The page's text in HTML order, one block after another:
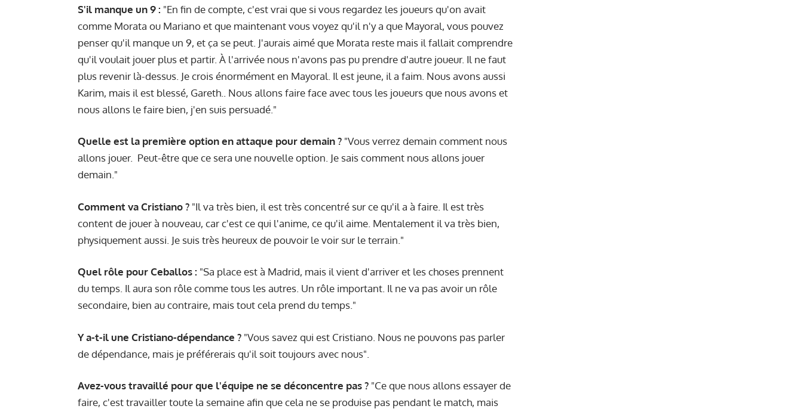
S'il manque un 9 : "En fin de compte, c'est vrai que si vous regardez les joueurs qu'on avait
comme Morata ou Mariano et que maintenant vous voyez qu'il n'y a que Mayoral, vous pouvez
penser qu'il manque un 9, et ça se peut. J'aurais aimé que Morata reste mais il fallait comprendre
qu'il voulait jouer plus et partir. À l'arrivée nous n'avons pas pu prendre d'autre joueur. Il ne faut
plus revenir là-dessus. Je crois énormément en Mayoral. Il est jeune, il a faim. Nous avons aussi
Karim, mais il est blessé, Gareth.. Nous allons faire face avec tous les joueurs que nous avons et
nous allons le faire bien, j'en suis persuadé."
Quelle est la première option en attaque pour demain ? "Vous verrez demain comment nous
allons jouer. Peut-être que ce sera une nouvelle option. Je sais comment nous allons jouer
demain."
Comment va Cristiano ? "Il va très bien, il est très concentré sur ce qu'il a à faire. Il est très
content de jouer à nouveau, car c'est ce qui l'anime, ce qu'il aime. Mentalement il va très bien,
physiquement aussi. Je suis très heureux de pouvoir le voir sur le terrain."
Quel rôle pour Ceballos : "Sa place est à Madrid, mais il vient d'arriver et les choses prennent
du temps. Il aura son rôle comme tous les autres. Un rôle important. Il ne va pas avoir un rôle
secondaire, bien au contraire, mais tout cela prend du temps."
Y a-t-il une Cristiano-dépendance ? "Vous savez qui est Cristiano. Nous ne pouvons pas parler
de dépendance, mais je préférerais qu'il soit toujours avec nous".
Avez-vous travaillé pour que l'équipe ne se déconcentre pas ? "Ce que nous allons essayer de
faire, c'est travailler toute la semaine afin que cela ne se produise pas pendant le match, mais